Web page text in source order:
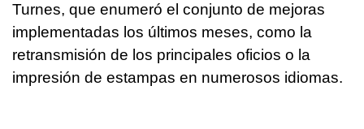
Turnes, que enumeró el conjunto de mejoras
implementadas los últimos meses, como la
retransmisión de los principales oficios o la
impresión de estampas en numerosos idiomas.